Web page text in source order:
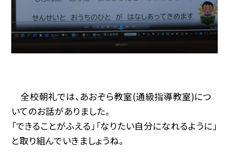
全校朝礼では、あおぞら教室(通級指導教室)につ
いてのお話がありました。
「できることがふえる」「なりたい自分になれるように」
と取り組んでいきましょうね。